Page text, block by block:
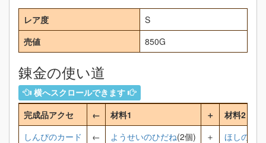
レア度
S
売値
850G
錬金の使い道
横へスクロールできます
完成品アクセ ← 材料1 ＋
材料2
しんぴのカード
← ようせいのひだね(2個) ＋
ほしのカ